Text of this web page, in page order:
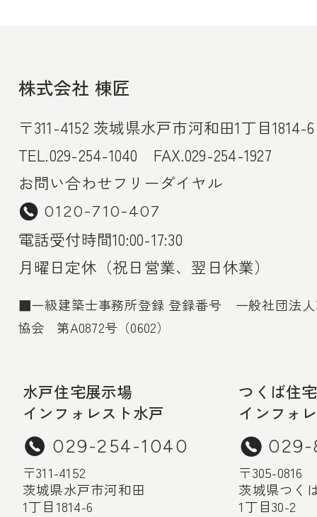
株式会社 棟匠
〒311-4152 茨城県水戸市河和田1丁目1814-6
TEL.029-254-1040 FAX.029-254-1927
お問い合わせフリーダイヤル
0120-710-407
電話受付時間10:00-17:30
月曜日定休（祝日営業、翌日休業）
■一級建築士事務所登録 登録番号 一般社団法人
協会 第A0872号（0602）
水戸住宅展示場
インフォレスト水戸
029-254-1040
〒311-4152
茨城県水戸市河和田
1丁目1814-6
つくば住
インフォ
〒305-0816
茨城県つく
1丁目30-2